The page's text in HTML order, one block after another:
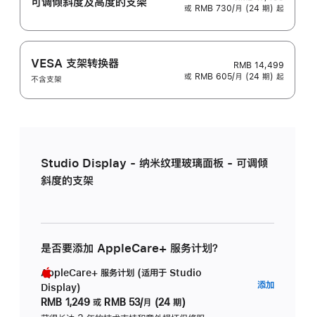
或 RMB 730/月 (24 期) 起
VESA 支架转换器
不含支架
RMB 14,499
或 RMB 605/月 (24 期) 起
Studio Display - 纳米纹理玻璃面板 - 可调倾
斜度的支架
是否要添加 AppleCare+ 服务计划？
AppleCare+ 服务计划 (适用于 Studio
Display)
RMB 1,249 或 RMB 53/月 (24 期)
添加